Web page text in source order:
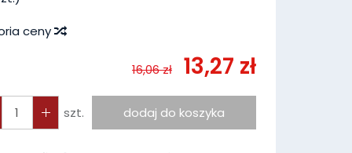
ceny
16,06 zł 13,27 zł
szt. dodaj do koszyka